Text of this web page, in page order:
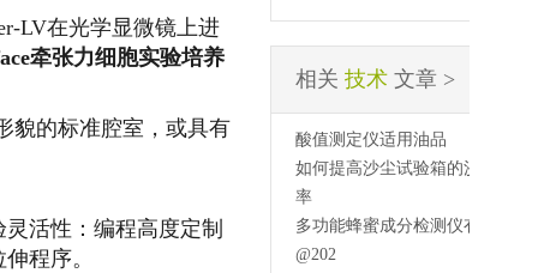
LV在光学显微镜上进
牵张力细胞实验培养
貌的标准腔室，或具有
灵活性：编程高度定制
程序。
相关技术 文章 >
酸值测定仪适用油品
如何提高沙尘试验箱的沙尘利用
率
多功能蜂蜜成分检测仪有用吗
@202